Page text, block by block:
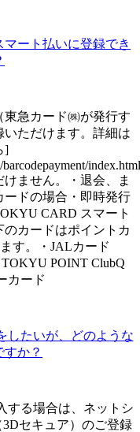
ート払いに登録でき
急カード㈱が発行す
ただけます。詳細は
]
ません。・退会、ま
ードの場合・即時発行
CARD スマート
カードはポイントカ
す。・JALカード
POINT ClubQ
カード
したいが、どのような
か？
する場合は、ネットシ
セキュア）のご登録